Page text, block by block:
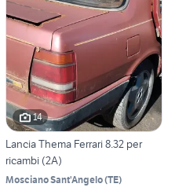
14
Lancia Thema Ferrari 8.32 per
ricambi (2A)
Mosciano Sant'Angelo(TE)